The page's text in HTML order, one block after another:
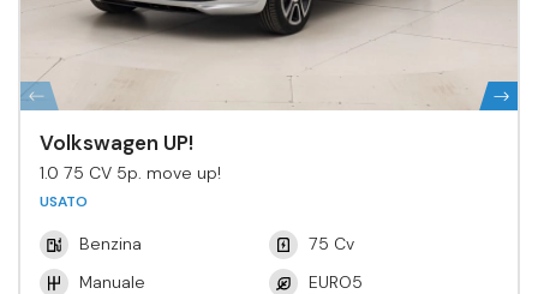
Volkswagen UP!
1.0 75 CV 5p. move up!
USATO
Benzina
75 Cv
Manuale
EURO5